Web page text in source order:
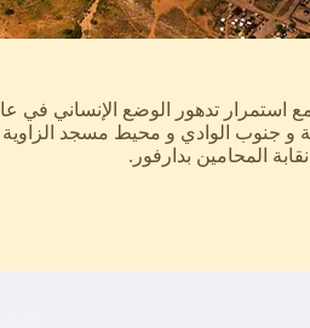
استمرار تدهور الوضع الإنساني
و جنوب الوادي و محيط مسجد
المحامين بدارفور.